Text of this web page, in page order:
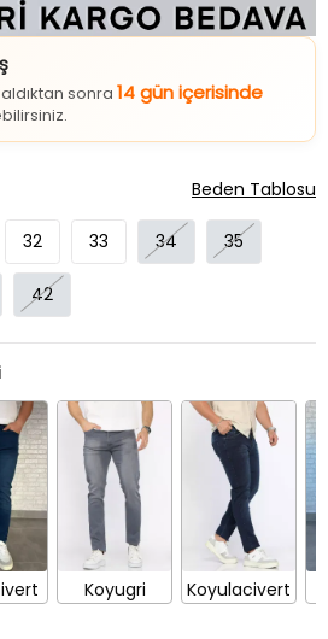
sonra 14 gün içerisinde
32 33 34 35
42
Beden Tablosu
Koyugri Koyulacivert